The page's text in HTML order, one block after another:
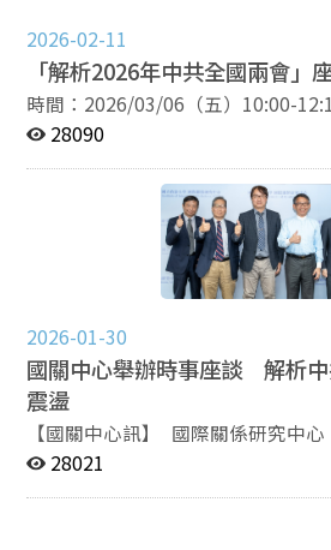
作出相似表述，顯示已成為領導層
動盪與中國內部軍事整肅等發展，
提「百年未有之大變局」相互呼應
會不僅是年度政策觀察的重要窗口
劃」開局與未來重要政治節點的整
解。 寇健文則從人事動態角度指出，解放軍近年持續針
對苗華、何衛東相關案件及軍工體
從兩會前公布的全國人大代表與全
單可見，遭處理者除軍方將領外，
關的國有企業高階主管，顯示軍方
進。此外，他也分析《民族團結進
該法強調建立「正確的中華民族歷
續推動「少數民族中國化」政策的重
經濟議題方面，劉孟俊指出中國政
中將整體發展方向由「以進促穩」
認為中國經濟目前面臨房地產市場
力與外部地緣政治衝擊等多重挑戰
2026-02-11
「解析2026年中共全國兩會」
時間：2026/03/06（五）10:00-12:10 地點：國立政
學國際關係研究中心圖書暨會議大
https://reurl.cc/7bN7X9 報名網址：
https://reurl.cc/1kE3xG 報名日期：即日起至
2026/03/05為止（若人數額滿，將
播），報名參加本次會議必須配合
勿報名。主辦單位有權調整辦理方
議。 聯絡電話：02-82377238姜小姐 電子郵件：
cyhung@nccu.edu.tw 主辦單位：國立政治大學國際關
係研究中心
28090
2026-01-30
國關中心舉辦時事座談 解析
震盪
【國關中心訊】 國際關係研究中心（以下簡稱「國關中
心」）因應近期中共解放軍高層出
28021